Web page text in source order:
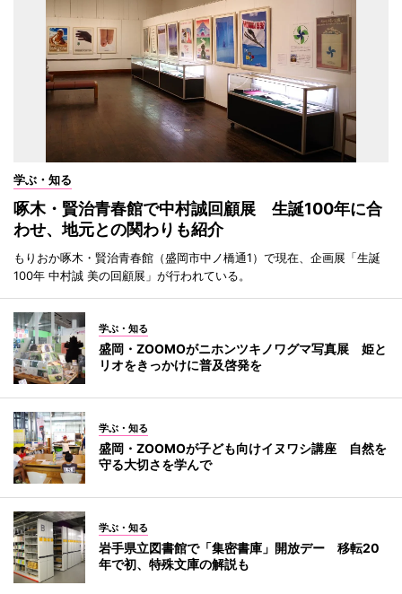
学ぶ・知る
啄木・賢治青春館で中村誠回顧展 生誕100年に合
わせ、地元との関わりも紹介
もりおか啄木・賢治青春館（盛岡市中ノ橋通1）で現在、企画展「生誕
100年 中村誠 美の回顧展」が行われている。
学ぶ・知る
盛岡・ZOOMOがニホンツキノワグマ写真展 姫と
リオをきっかけに普及啓発を
学ぶ・知る
盛岡・ZOOMOが子ども向けイヌワシ講座 自然を
守る大切さを学んで
学ぶ・知る
岩手県立図書館で「集密書庫」開放デー 移転20
年で初、特殊文庫の解説も